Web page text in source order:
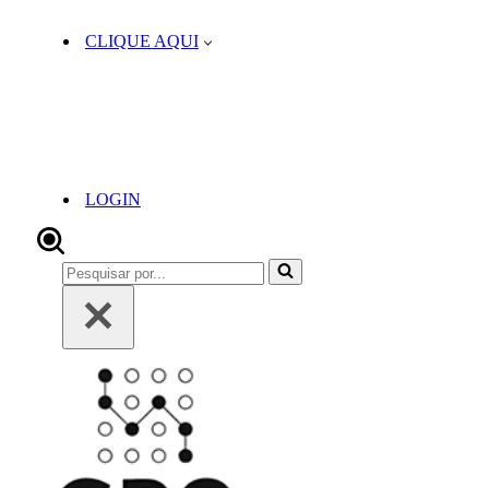
CLIQUE AQUI
LOGIN
Pesquisar
por...